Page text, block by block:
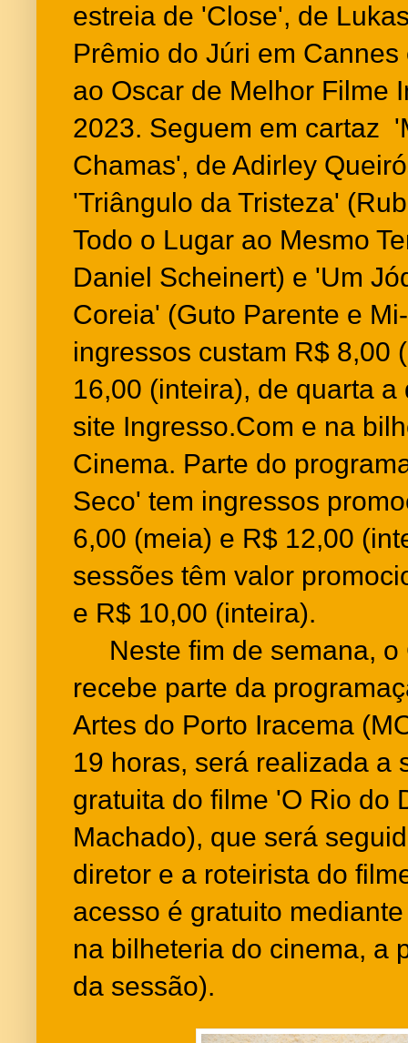
estreia de 'Close', de
Prêmio do Júri em
ao Oscar de Melhor Filme
2023. Seguem em cartaz
Chamas', de Adirley
'Triângulo da Tristeza'
Todo o Lugar ao Mesmo
Daniel Scheinert) e 'Um
Coreia' (Guto Parente e
ingressos custam R$ 8,00
16,00 (inteira), de quarta
site Ingresso.Com e na
Cinema. Parte do
Seco' tem ingressos
6,00 (meia) e R$ 12,00
sessões têm valor
e R$ 10,00 (inteira).
Neste fim de semana, o
recebe parte da
Artes do Porto Iracema
19 horas, será realizada a
gratuita do filme 'O Rio do
Machado), que será
diretor e a roteirista do
acesso é gratuito
na bilheteria do cinema, a
da sessão).